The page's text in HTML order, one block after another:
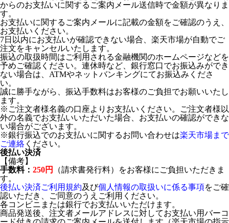
からのお支払いに関するご案内メール送信時で金額が異なりま
す。
お支払いに関するご案内メールに記載の金額をご確認のうえ、
お支払いください。
7日以内にお支払いが確認できない場合、楽天市場が自動でご
注文をキャンセルいたします。
振込の取扱時間はご利用される金融機関のホームページなどを
予めご確認ください。連休時など、銀行窓口でお振込みができ
ない場合は、ATMやネットバンキングにてお振込みくださ
い。
誠に勝手ながら、振込手数料はお客様のご負担でお願いいたし
ます。
※ご注文者様名義の口座よりお支払いください。ご注文者様以
外の名義でお支払いいただいた場合、お支払いの確認ができな
い場合がございます。
※銀行振込でのお支払いに関するお問い合わせは楽天市場まで
ご連絡 ください。
後払い決済
【備考】
手数料： 250円
（請求書発行料）をお客様にご負担いただきま
す。
後払い決済ご利用規約及び個人情報の取扱いに係る事項をご確
認いただき、ご同意のうえご利用ください。
各コンビニまたは銀行でお支払いいただけます。
商品発送後、注文者メールアドレスに対してお支払い用バーコ